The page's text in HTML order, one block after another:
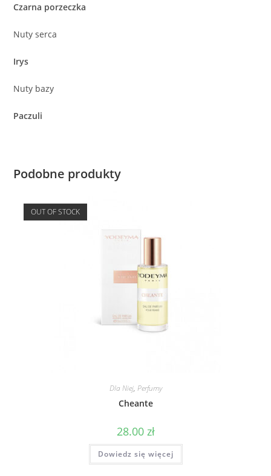
Czarna porzeczka
Nuty serca
Irys
Nuty bazy
Paczuli
Podobne produkty
OUT OF STOCK
Dla Niej, Perfumy
Cheante
28.00 zł
Dowiedz się więcej